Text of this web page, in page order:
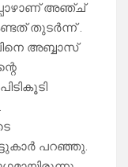
അഞ്ച്
തുടർന്ന് .
അബ്ബാസ്
പറഞ്ഞു.